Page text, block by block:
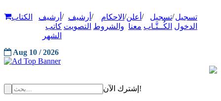
تسجيل
الدخول
/تسجيل
الكُــتَّـاب
/ أعلن
معنا
/ الاحكام
والشروط
/ أرشيف
التصويت
/ أرشيف
كاتب
الشهر
الكتاب
Aug 10 / 2026
إشترك الآن!